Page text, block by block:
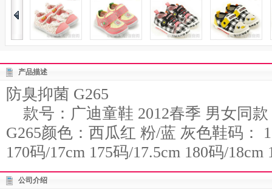
产品描述
防臭抑菌 G265
款号：广迪童鞋 2012春季 男女同
G265颜色：西瓜红 粉/蓝 灰色鞋码：
170码/17cm 175码/17.5cm 180码/18cm
公司介绍